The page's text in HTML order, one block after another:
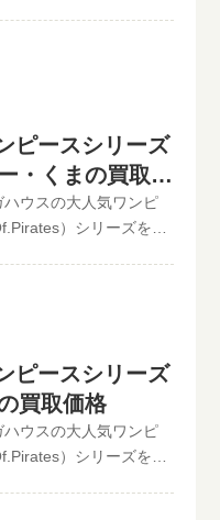
定が可能です。とい
報
宅配キット申し込み
いまるから送料無料
ルに商品を詰めて、
お売りになりたいも
、日本全国どこから
格の振込手数料など
に具体的な金額が分か
ードのみでの仮買取査
報
査定致しますのでご
ワンピースシリーズ
現在の買
王下七武海の一人にし
ク”です。大迫力の造型
の黒剣“夜”、十字架の
現 この他の
買取価格はコチラから
P.O.P買取ならといま
ツZERO】など、ワン
から↓かんたん買取査
無料宅配キット申し
。といまるから送料
ボールに商品を詰め
く、お売りになりた
域は、日本全国どこ
査定価格の振込手数料
で更に具体的な金額が
ピースシリーズ
・くまの買取価
ウスの大人気ワンピ
）シリーズを高
査定致しますのでご
ワンピースシリーズ
現在
合）大迫力のP.O.P-DX
“暴君”バーソロミュ
の溢れる巨体を、シ
通りに立体化。また
ピースシリーズ
買取価格
ウスの大人気ワンピ
）シリーズを高